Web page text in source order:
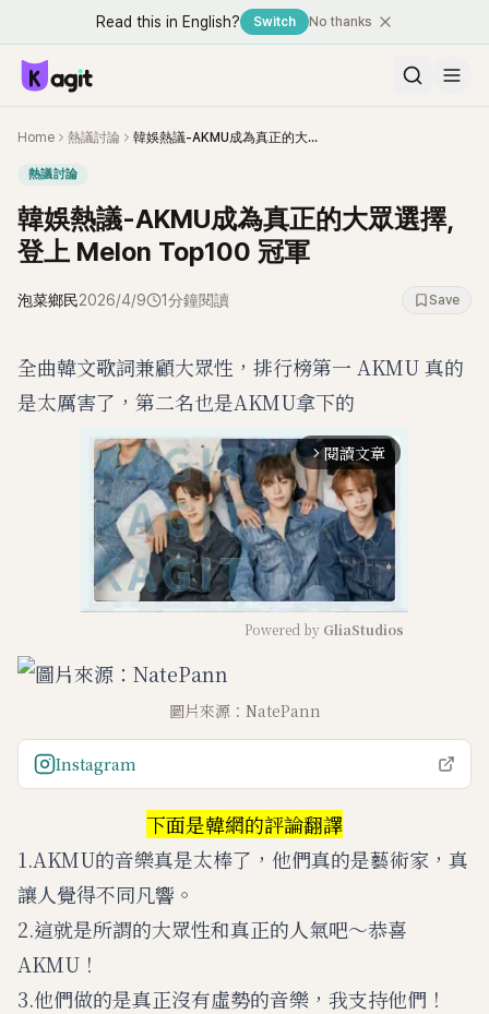
Read this in English? Switch No thanks
Home 熱議討論 韓娛熱議-AKMU成為真正的大眾選擇，登上 Melon Top100 冠軍
熱議討論
韓娛熱議-AKMU成為真正的大眾選擇，
登上 Melon Top100 冠軍
泡菜鄉民2026/4/9 1分鐘閱讀 Save
全曲韓文歌詞兼顧大眾性，排行榜第一 AKMU 真的
是太厲害了，第二名也是AKMU拿下的
arrow_forward_ios 閱讀文章
e
Powered by GliaStudios
圖片來源：NatePann
Instagram
下面是韓網的評論翻譯
1.AKMU的音樂真是太棒了，他們真的是藝術家，真
讓人覺得不同凡響。
2.這就是所謂的大眾性和真正的人氣吧～恭喜
AKMU！
3.他們做的是真正沒有虛勢的音樂，我支持他們！